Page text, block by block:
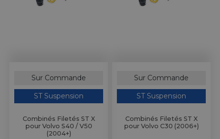
Sur Commande
ST Suspension
Combinés Filetés ST X
pour Volvo S40 / V50
(2004+)
Sur Commande
ST Suspension
Combinés Filetés ST X
pour Volvo C30 (2006+)